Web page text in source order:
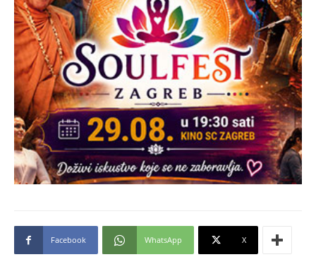
Facebook WhatsApp X